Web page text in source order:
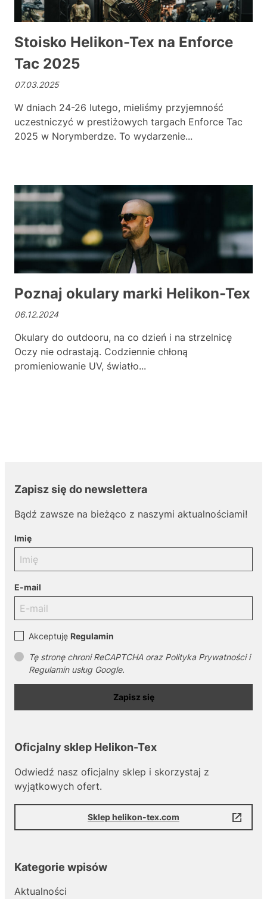
Stoisko Helikon-Tex na Enforce
Tac 2025
07.03.2025
W dniach 24-26 lutego, mieliśmy przyjemność
uczestniczyć w prestiżowych targach Enforce Tac
2025 w Norymberdze. To wydarzenie...
Poznaj okulary marki Helikon-Tex
06.12.2024
Okulary do outdooru, na co dzień i na strzelnicę
Oczy nie odrastają. Codziennie chłoną
promieniowanie UV, światło...
Zapisz się do newslettera
Bądź zawsze na bieżąco z naszymi aktualnościami!
Imię
E-mail
Akceptuję Regulamin
Tę stronę chroni ReCAPTCHA oraz Polityka Prywatności i
Regulamin usług Google.
Zapisz się
Oficjalny sklep Helikon-Tex
Odwiedź nasz oficjalny sklep i skorzystaj z
wyjątkowych ofert.
Sklep helikon-tex.com
Kategorie wpisów
Aktualności